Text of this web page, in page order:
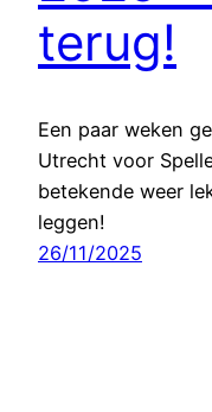
terug!
Een paar weken
Utrecht voor
betekende weer
leggen!
26/11/2025